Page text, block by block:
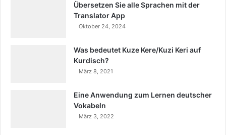
Übersetzen Sie alle Sprachen mit der
Translator App
Oktober 24, 2024
Was bedeutet Kuze Kere/Kuzi Keri auf
Kurdisch?
März 8, 2021
Eine Anwendung zum Lernen deutscher
Vokabeln
März 3, 2022